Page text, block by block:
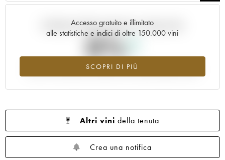
Accesso gratuito e illimitato
alle statistiche e indici di oltre 150.000 vini
SCOPRI DI PIÙ
Andamento della quotazione in tempo reale
0%
Valore in aumento per l'annata 2015 nel 2026 rispetto al 2025
Altri vini della tenuta
Crea una notifica